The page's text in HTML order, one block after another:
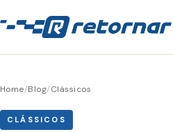
Home/Blog/Clássicos
CLÁSSICOS